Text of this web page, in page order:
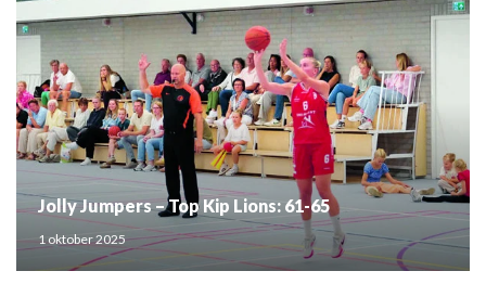
Jolly Jumpers – Top Kip Lions: 61-65
1 oktober 2025